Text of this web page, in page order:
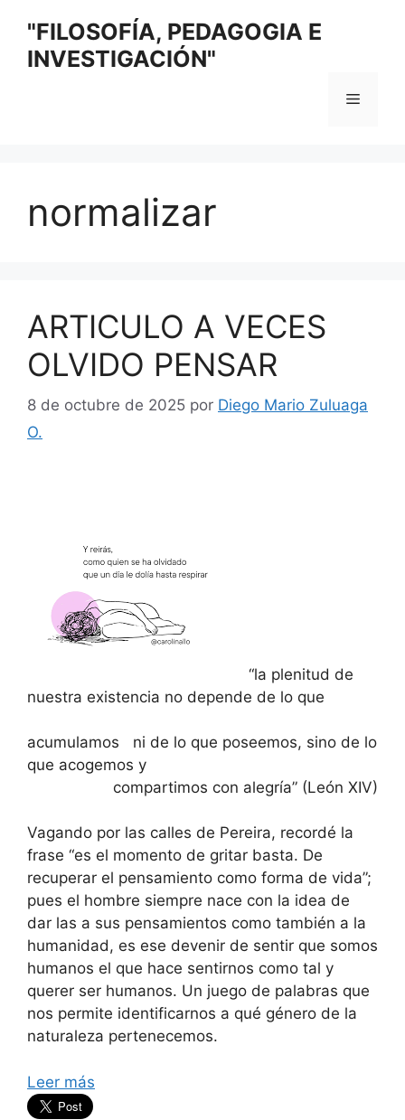
contenido
"FILOSOFÍA, PEDAGOGIA E
INVESTIGACIÓN"
Menú
normalizar
ARTICULO A VECES
OLVIDO PENSAR
8 de octubre de 2025 por Diego Mario Zuluaga
O.
“la plenitud de
nuestra existencia no depende de lo que
acumulamos ni de lo que poseemos, sino de lo
que acogemos y
compartimos con alegría” (León XIV)
Vagando por las calles de Pereira, recordé la
frase “es el momento de gritar basta. De
recuperar el pensamiento como forma de vida”;
pues el hombre siempre nace con la idea de
dar las a sus pensamientos como también a la
humanidad, es ese devenir de sentir que somos
humanos el que hace sentirnos como tal y
querer ser humanos. Un juego de palabras que
nos permite identificarnos a qué género de la
naturaleza pertenecemos.
Leer más